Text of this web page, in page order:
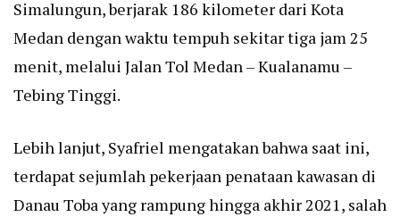
Simalungun, berjarak 186 kilometer dari Kota
Medan dengan waktu tempuh sekitar tiga jam 25
menit, melalui Jalan Tol Medan – Kualanamu –
Tebing Tinggi.
Lebih lanjut, Syafriel mengatakan bahwa saat ini,
terdapat sejumlah pekerjaan penataan kawasan di
Danau Toba yang rampung hingga akhir 2021, salah